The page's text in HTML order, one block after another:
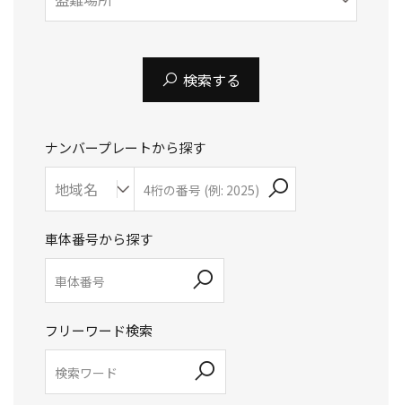
検索する
ナンバープレートから探す
車体番号から探す
フリーワード検索